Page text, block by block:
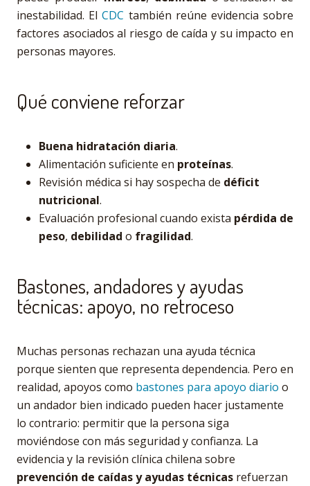
inestabilidad. ElCDC también reúne evidencia sobre
factores asociados al riesgo de caída y su impacto en
personas mayores.
Qué conviene reforzar
Buena hidratación diaria.
Alimentación suficiente en proteínas.
Revisión médica si hay sospecha de déficit
nutricional.
Evaluación profesional cuando exista pérdida de
peso, debilidad o fragilidad.
Bastones, andadores y ayudas
técnicas: apoyo, no retroceso
Muchas personas rechazan una ayuda técnica
porque sienten que representa dependencia. Pero en
realidad, apoyos como bastones para apoyo diario o
un andador bien indicado pueden hacer justamente
lo contrario: permitir que la persona siga
moviéndose con más seguridad y confianza. La
evidencia y la revisión clínica chilena sobre
prevención de caídas y ayudas técnicas refuerzan